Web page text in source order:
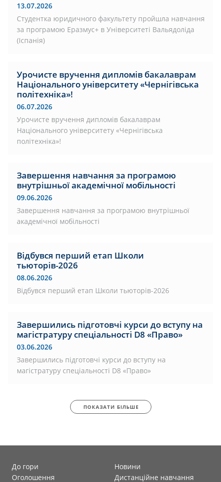
13.07.2026
Студентка юридичного факультету пройшла навчання
за програмою Еразмус+ в Університеті Вальядоліда
(Іспанія)
Урочисте вручення дипломів бакалаврам
Національного університету «Чернігівська
політехніка»!
06.07.2026
Урочисте вручення дипломів бакалаврам
Національного університету «Чернігівська
політехніка»!
Завершення навчання за програмою
внутрішньої академічної мобільності
09.06.2026
Завершення навчання за програмою внутрішньої
академічної мобільності
Відбувся перший етап Школи
тьюторів-2026
08.06.2026
Відбувся перший етап Школи тьюторів-2026
Завершились підготовчі курси до вступу на
магістратуру спеціальності D8 «Право»
03.06.2026
Завершились підготовчі курси до вступу на
магістратуру спеціальності D8 «Право»
ПОКАЗАТИ БІЛЬШЕ
До гори
Новини
Оголошення
Дистанційне навчання